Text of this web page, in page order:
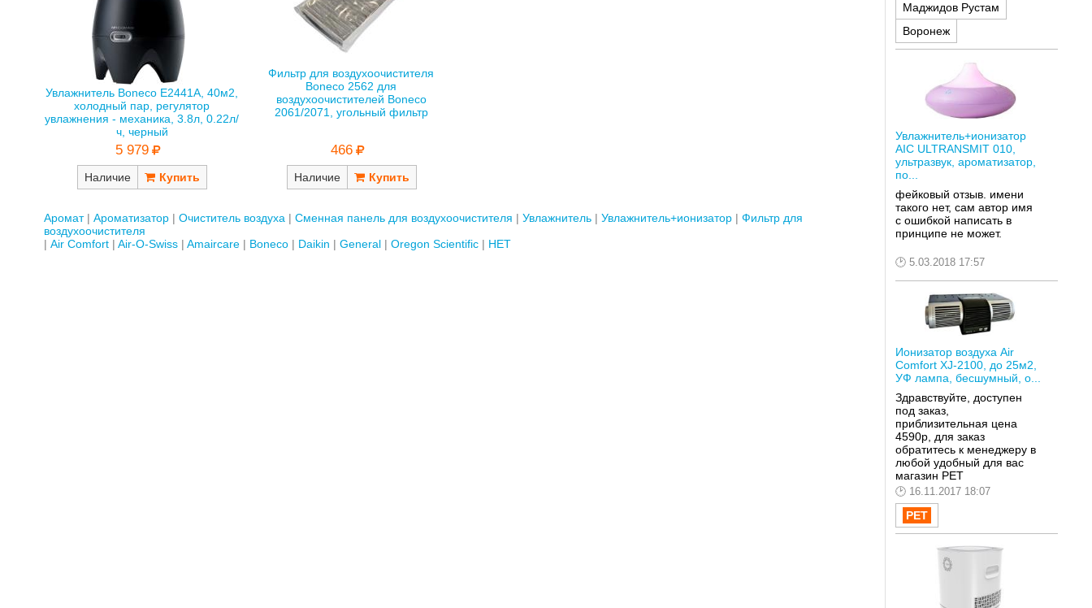
Увлажнитель Boneco E2441A, 40м2,
холодный пар, регулятор
увлажнения - механика, 3.8л, 0.22л/
ч, черный
5 979
Наличие
Фильтр для воздухоочистителя
Boneco 2562 для
воздухоочистителей Boneco
2061/2071, угольный фильтр
466
Наличие
Аромат Ароматизатор Очиститель воздуха Сменная панель для воздухоочистителя Увлажнитель Увлажнитель+ионизатор
Фильтр для
воздухоочистителя
Air Comfort
Air-O-Swiss Amaircare Boneco Daikin General Oregon Scientific НЕТ
Маджидов Рустам
Воронеж
Увлажнитель+ионизатор
AIC ULTRANSMIT 010,
ультразвук, ароматизатор,
по...
фейковый отзыв. имени
такого нет, сам автор имя
с ошибкой написать в
принципе не может.
5.03.2018 17:57
Ионизатор воздуха Air
Comfort XJ-2100, до 25м2,
УФ лампа, бесшумный, о...
Здравствуйте, доступен
под заказ,
приблизительная цена
4590р, для заказ
обратитесь к менеджеру в
любой удобный для вас
магазин РЕТ
16.11.2017 18:07